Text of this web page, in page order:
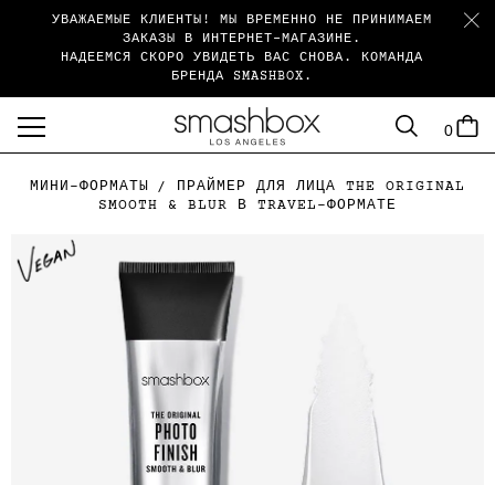
УВАЖАЕМЫЕ КЛИЕНТЫ! МЫ ВРЕМЕННО НЕ ПРИНИМАЕМ
ЗАКАЗЫ В ИНТЕРНЕТ-МАГАЗИНЕ.
НАДЕЕМСЯ СКОРО УВИДЕТЬ ВАС СНОВА. КОМАНДА
БРЕНДА SMASHBOX.
menu
SEARCH CART
0
МИНИ-ФОРМАТЫ
ПРАЙМЕР ДЛЯ ЛИЦА THE ORIGINAL
SMOOTH & BLUR В TRAVEL-ФОРМАТЕ